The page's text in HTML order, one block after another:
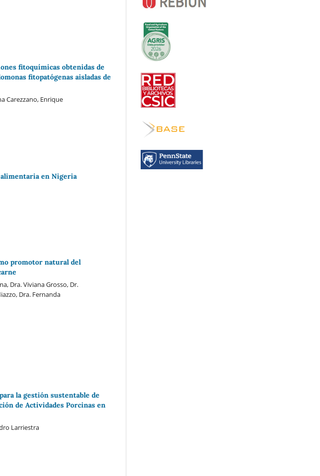
fitoquímicas obtenidas de
fitopatógenas aisladas de
Carezzano, Enrique
en Nigeria
promotor natural del
Dra. Viviana Grosso, Dr.
Dra. Fernanda
la gestión sustentable de
de Actividades Porcinas en
Larriestra